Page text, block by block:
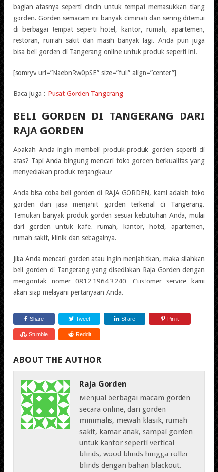
bagian atasnya seperti cincin untuk tempat memasukkan tiang
gorden. Gorden semacam ini banyak diminati dan sering ditemui
di berbagai tempat seperti hotel, kantor, rumah, apartemen,
restoran, rumah sakit dan masih banyak lagi. Anda pun juga
bisa beli gorden di Tangerang online untuk produk seperti ini.
[somryv url=”NaebnRw0pSE” size=”full” align=”center”]
Baca juga : Pusat Gorden Tangerang
BELI GORDEN DI TANGERANG DARI
RAJA GORDEN
Apakah Anda ingin membeli produk-produk gorden seperti di
atas? Tapi Anda bingung mencari toko gorden berkualitas yang
menyediakan produk terjangkau?
Anda bisa coba beli gorden di RAJA GORDEN, kami adalah toko
gorden dan jasa menjahit gorden terkenal di Tangerang.
Temukan banyak produk gorden sesuai kebutuhan Anda, mulai
dari gorden untuk kafe, rumah, kantor, hotel, apartemen,
rumah sakit, klinik dan sebagainya.
Jika Anda mencari gorden atau ingin menjahitkan, maka silahkan
beli gorden di Tangerang yang disediakan Raja Gorden dengan
mengontak nomer 0812.1964.3240. Customer service kami
akan siap melayani pertanyaan Anda.
Share Tweet Share Pin it
Stumble Reddit
ABOUT THE AUTHOR
Raja Gorden
Menjual berbagai macam gorden
secara online, dari gorden
minimalis, mewah klasik, rumah
sakit, kamar anak, sampai gorden
untuk kantor seperti vertical
blinds, wood blinds hingga roller
blinds dengan bahan blackout.